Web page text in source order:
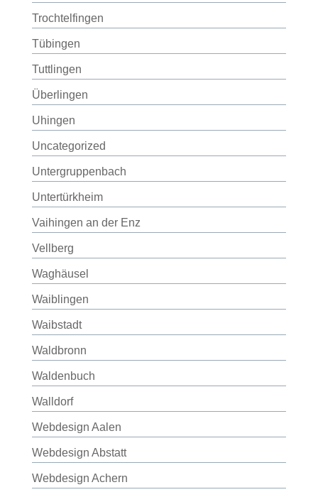
Trochtelfingen
Tübingen
Tuttlingen
Überlingen
Uhingen
Uncategorized
Untergruppenbach
Untertürkheim
Vaihingen an der Enz
Vellberg
Waghäusel
Waiblingen
Waibstadt
Waldbronn
Waldenbuch
Walldorf
Webdesign Aalen
Webdesign Abstatt
Webdesign Achern